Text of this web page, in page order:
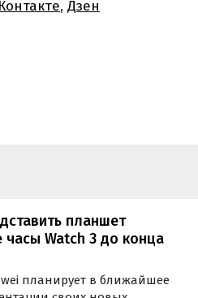
, Дзен
планшет
часы Watch 3 до конца
планирует в ближайшее